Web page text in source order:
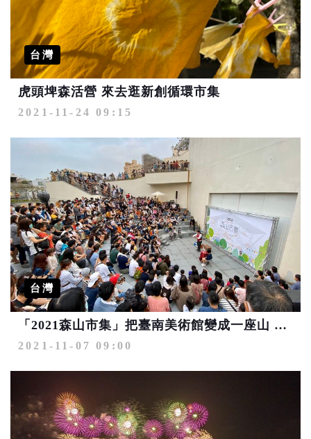
台灣
虎頭埤森活營 來去逛新創循環市集
2021-11-24 09:15
台灣
「2021森山市集」把臺南美術館變成一座山 帶您漫步林中
2021-11-07 09:00